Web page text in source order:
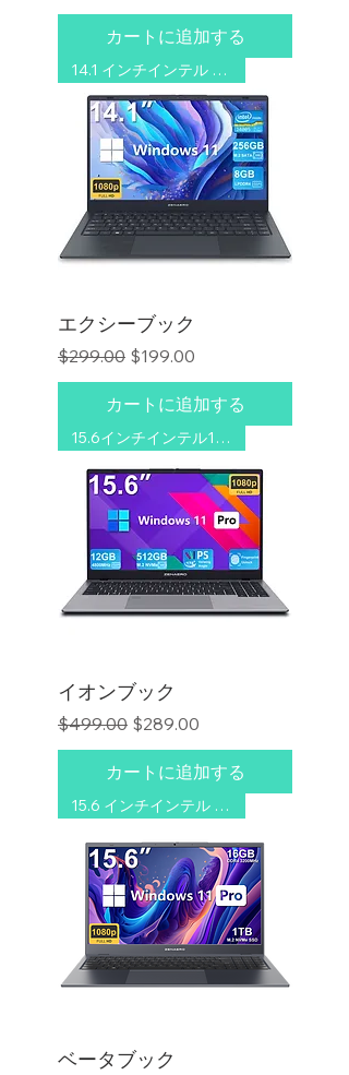
カートに追加する
14.1 インチインテル 8GB/256GB
エクシーブック
通常価格
$299.00 セール価格
$199.00
カートに追加する
15.6インチインテル16GB/512GB
イオンブック
通常価格
$499.00 セール価格
$289.00
カートに追加する
15.6 インチインテル 16GB/1TB
ベータブック